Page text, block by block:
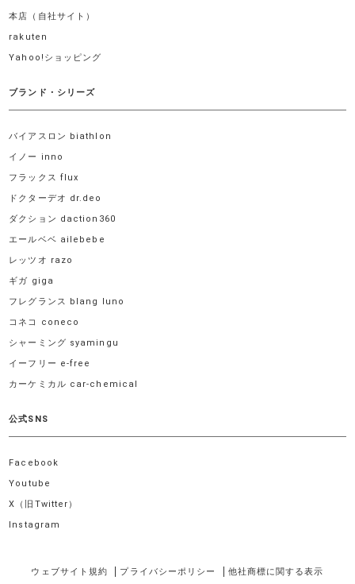
本店（自社サイト）
rakuten
Yahoo!ショッピング
ブランド・シリーズ
バイアスロン biathlon
イノー inno
フラックス flux
ドクターデオ dr.deo
ダクション daction360
エールベベ ailebebe
レッツオ razo
ギガ giga
フレグランス blang luno
コネコ coneco
シャーミング syamingu
イーフリー e-free
カーケミカル car-chemical
公式SNS
Facebook
Youtube
X（旧Twitter）
Instagram
ウェブサイト規約 プライバシーポリシー 他社商標に関する表示